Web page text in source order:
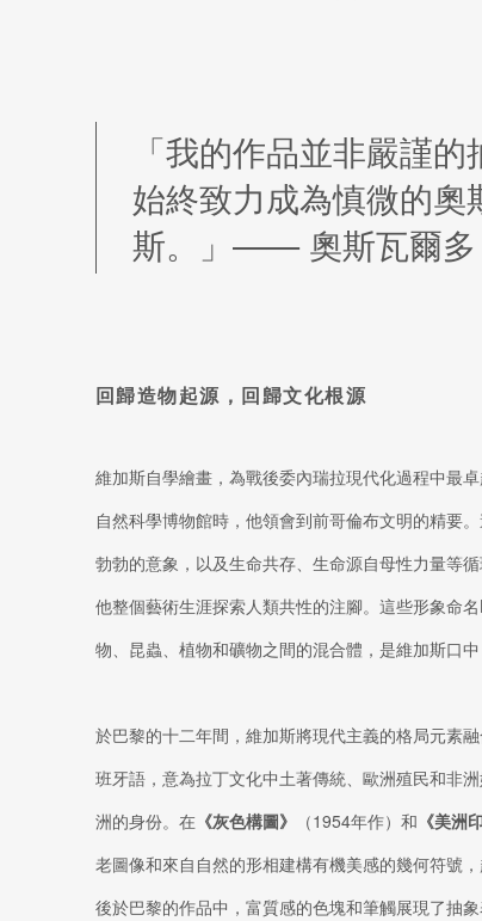
「我的作品並非嚴謹
始終致力成為慎微的奧
斯。」—— 奧斯瓦爾多
回歸造物起源，回歸文化根源
維加斯自學繪畫，為戰後委內瑞拉現代化過程中最
自然科學博物館時，他領會到前哥倫布文明的精要
勃勃的意象，以及生命共存、生命源自母性力量等
他整個藝術生涯探索人類共性的注腳。這些形象命名
物、昆蟲、植物和礦物之間的混合體，是維加斯口中
於巴黎的十二年間，維加斯將現代主義的格局元素
班牙語，意為拉丁文化中土著傳統、歐洲殖民和非
洲的身份。在 《灰色構圖》 （1954年作）和 《美洲
老圖像和來自自然的形相建構有機美感的幾何符號
後於巴黎的作品中，富質感的色塊和筆觸展現了抽